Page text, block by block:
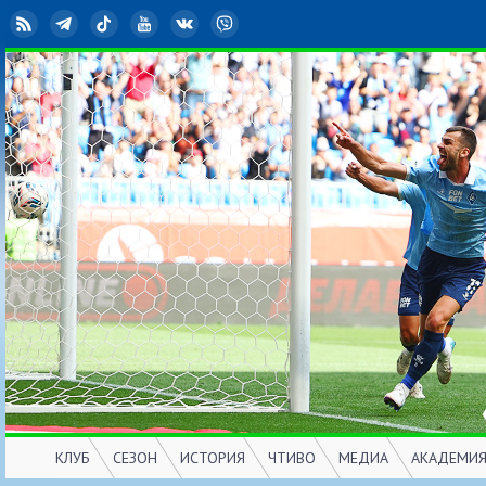
RSS TelegramTikTok YouTubeВКонтакте
КЛУБ
СЕЗОН
ИСТОРИЯ
ЧТИВО
МЕДИА
АКАДЕМИЯ